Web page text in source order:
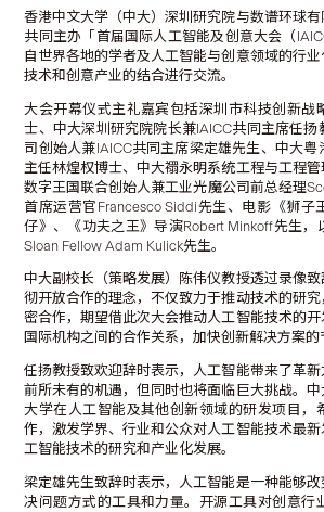
香港中文大学（中大）深圳研究院与数谱环球
共同主办「首届国际人工智能及创意大会（
自世界各地的学者及人工智能与创意领域的行
技术和创意产业的结合进行交流。
大会开幕仪式主礼嘉宾包括深圳市科技创新战
士、中大深圳研究院院长兼IAICC共同主席任
司创始人兼IAICC共同主席梁定雄先生、中大
主任林煌权博士、中大禤永明系统工程与工程管
数字王国联合创始人兼工业光魔公司前总经理
首席运营官Francesco Siddi先生、电影《狮子
仔》、《功夫之王》导演Robert Minkoff先生，
Sloan Fellow Adam Kulick先生。
中大副校长（策略发展）陈伟仪教授透过录像
彻开放合作的理念，不仅致力于推动技术的研
密合作，期望借此次大会推动人工智能技术的
国际机构之间的合作关系，加快创新解决方案的
任扬教授致欢迎辞时表示，人工智能带来了革
前所未有的机遇，但同时也将面临巨大挑战。
大学在人工智能及其他创新领域的研发项目，
作，激发学界、行业和公众对人工智能技术最
工智能技术的研究和产业化发展。
梁定雄先生致辞时表示，人工智能是一种能够
决问题方式的工具和力量。开源工具对创意行